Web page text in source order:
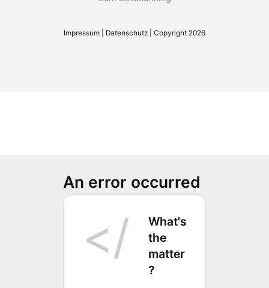
Impressum Datenschutz | Copyright 2026
An error occurred
What's
the
matter
?